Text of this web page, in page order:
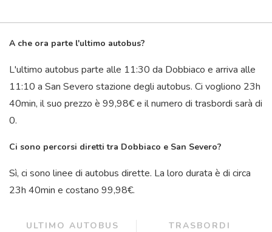
A che ora parte l'ultimo autobus?
L'ultimo autobus parte alle 11:30 da Dobbiaco e arriva alle
11:10 a San Severo stazione degli autobus. Ci vogliono 23h
40min, il suo prezzo è 99,98€ e il numero di trasbordi sarà di
0.
Ci sono percorsi diretti tra Dobbiaco e San Severo?
Sì, ci sono linee di autobus dirette. La loro durata è di circa
23h 40min e costano 99,98€.
ULTIMO AUTOBUS TRASBORDI